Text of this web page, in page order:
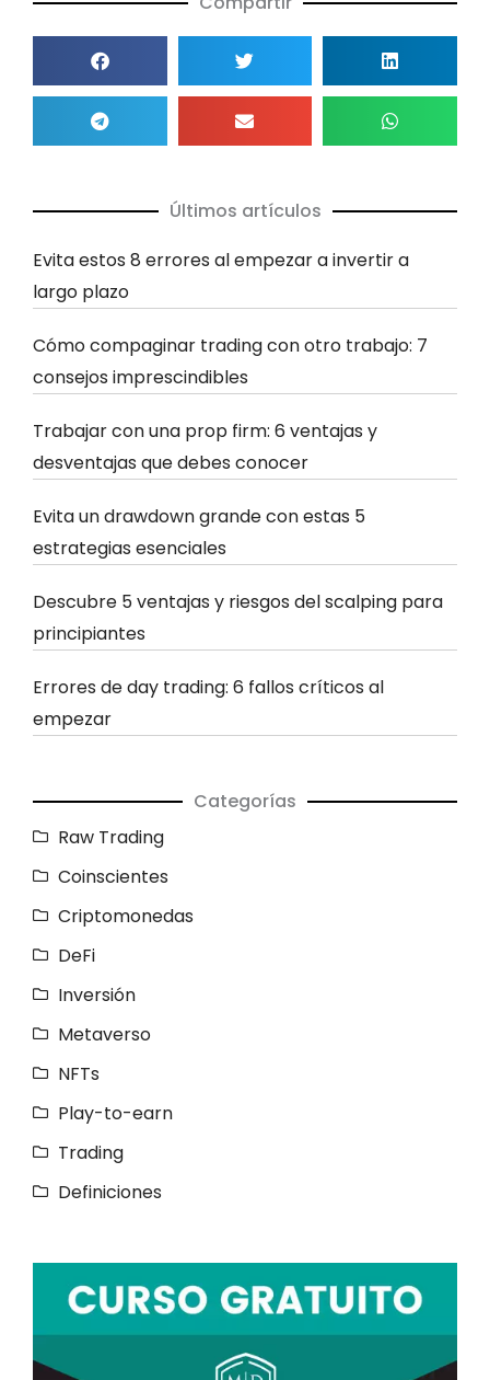
Últimos artículos
Evita estos 8 errores al empezar a invertir a
largo plazo
Cómo compaginar trading con otro trabajo: 7
consejos imprescindibles
Trabajar con una prop firm: 6 ventajas y
desventajas que debes conocer
Evita un drawdown grande con estas 5
estrategias esenciales
Descubre 5 ventajas y riesgos del scalping para
principiantes
Errores de day trading: 6 fallos críticos al
empezar
Categorías
Raw Trading
Coinscientes
Criptomonedas
DeFi
Inversión
Metaverso
NFTs
Play-to-earn
Trading
Definiciones